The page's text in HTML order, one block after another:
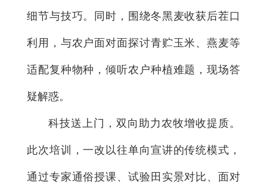
细节与技巧。同时，围绕冬黑麦收获后茬口
利用，与农户面对面探讨青贮玉米、燕麦等
适配复种物种，倾听农户种植难题，现场答
疑解惑。
科技送上门，双向助力农牧增收提质。
此次培训，一改以往单向宣讲的传统模式，
通过专家通俗授课、试验田实景对比、面对